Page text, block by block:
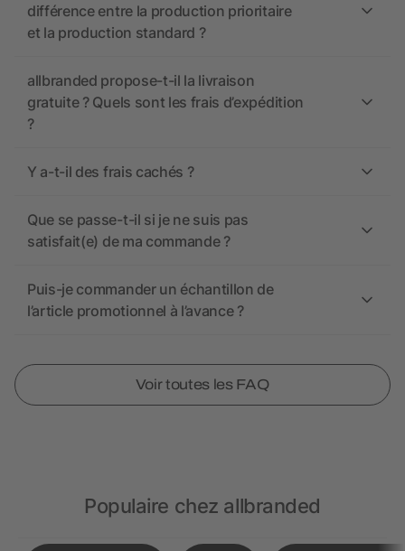
différence entre la production prioritaire
et la production standard ?
allbranded propose-t-il la livraison
gratuite ? Quels sont les frais d’expédition
?
Y a-t-il des frais cachés ?
Que se passe-t-il si je ne suis pas
satisfait(e) de ma commande ?
Puis-je commander un échantillon de
l’article promotionnel à l’avance ?
Voir toutes les FAQ
Populaire chez allbranded